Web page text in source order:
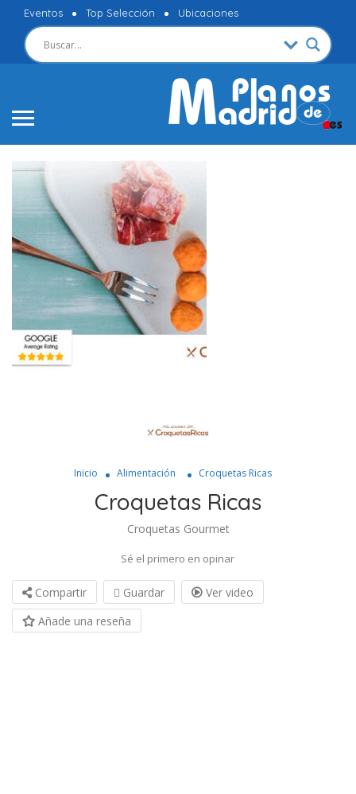
Eventos Top Selección Ubicaciones
Inicio Alimentación Croquetas Ricas
Croquetas Ricas
Croquetas Gourmet
Sé el primero en opinar
Compartir Guardar
Ver video
Añade una reseña